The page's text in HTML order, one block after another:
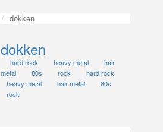
dokken
dokken
hard rock heavy metal
hair
metal
80s rock
hard rock
heavy metal
hair metal
80s
rock